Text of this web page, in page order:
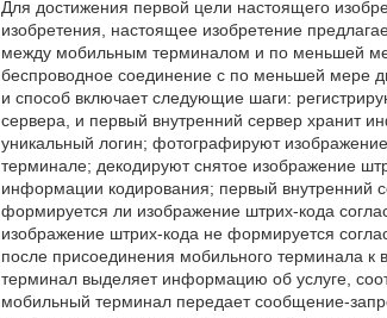
Для достижения первой цели настоящего
изобретения, настоящее изобретение
между мобильным терминалом и по меньшей
беспроводное соединение с по меньшей мере
и способ включает следующие шаги:
сервера, и первый внутренний сервер хранит
уникальный логин; фотографируют
терминале; декодируют снятое изображение
информации кодирования; первый внутренний
формируется ли изображение штрих-кода
изображение штрих-кода не формируется
после присоединения мобильного терминала
терминал выделяет информацию об услуге,
мобильный терминал передает сообщение-